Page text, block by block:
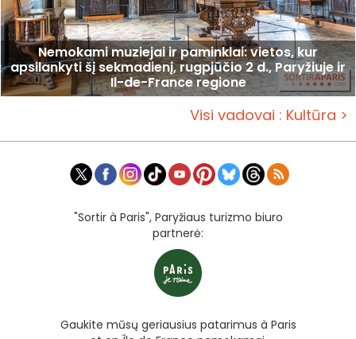
Nemokami muziejai ir paminklai: vietos, kur
apsilankyti šį sekmadienį, rugpjūčio 2 d., Paryžiuje ir
Il-de-France regione
Visi vadovai : Kultūra >
"Sortir à Paris", Paryžiaus turizmo biuro
partnerė:
Gaukite mūsų geriausius patarimus à Paris